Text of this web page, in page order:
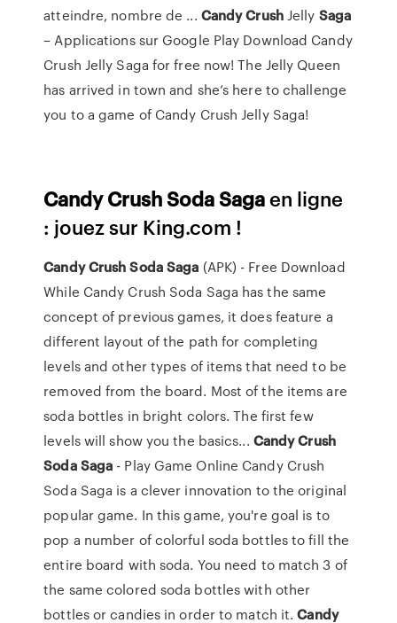
atteindre, nombre de ... CandyCrushJelly Saga
– Applications sur Google Play Download Candy
Crush Jelly Saga for free now! The Jelly Queen
has arrived in town and she’s here to challenge
you to a game of Candy Crush Jelly Saga!
CandyCrushSodaSagaen ligne
: jouez sur King.com !
Candy Crush SodaSaga (APK) - Free Download
While Candy Crush Soda Saga has the same
concept of previous games, it does feature a
different layout of the path for completing
levels and other types of items that need to be
removed from the board. Most of the items are
soda bottles in bright colors. The first few
levels will show you the basics... CandyCrush
Soda Saga - Play Game Online Candy Crush
Soda Saga is a clever innovation to the original
popular game. In this game, you're goal is to
pop a number of colorful soda bottles to fill the
entire board with soda. You need to match 3 of
the same colored soda bottles with other
bottles or candies in order to match it.Candy